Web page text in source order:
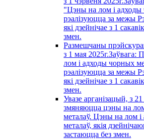
"Цэны на лом і адходы
рэалізуюцца за межы
які дзейнічае з 1
змен.
Размешчаны
з 1 мая
лом і адходы чорных
рэалізуюцца за межы
які дзейнічае з 1
змен.
Увазе арганізацый, з
змяняюцца цэны на
металаў. Цэны на лом
металаў, якія
застаюцца без змен.